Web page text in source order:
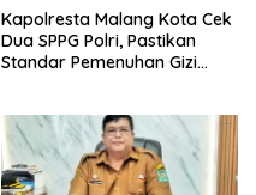
Kapolresta Malang Kota Cek
Dua SPPG Polri, Pastikan
Standar Pemenuhan Gizi